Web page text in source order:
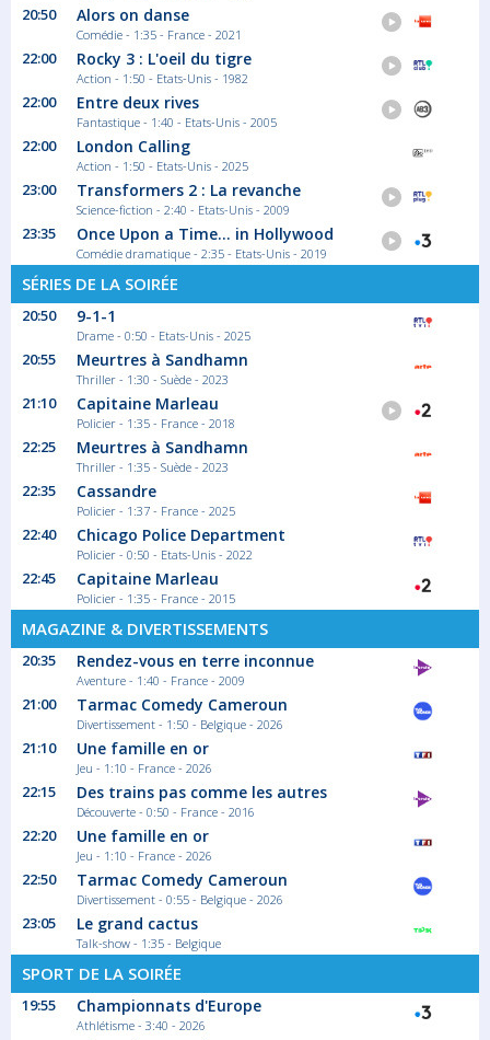
23:05
Maisons et hôtels de légende
Face à la mer de Glace, ce mythique refuge...
Magazine Découverte
23:50
Les rencontres du «Papotin»
Figure incontournable de la comédie
française,...
00:20
19 trente avec interprétation en
langue des signes
Tous les jours, retrouvez le JT de 19h30
traduit...
Journal
00:55
Météo
Météo
20:50 Alors on danse
Comédie - 1:35 - France - 2021
22:00 Rocky 3 : L'oeil du tigre
Action - 1:50 - Etats-Unis - 1982
22:00 Entre deux rives
Fantastique - 1:40 - Etats-Unis - 2005
22:00 London Calling
Action - 1:50 - Etats-Unis - 2025
23:00 Transformers 2 : La revanche
Science-fiction - 2:40 - Etats-Unis - 2009
23:35 Once Upon a Time... in Hollywood
Comédie dramatique - 2:35 - Etats-Unis - 2019
SÉRIES DE LA SOIRÉE
20:50 9-1-1
Drame - 0:50 - Etats-Unis - 2025
20:55 Meurtres à Sandhamn
Thriller - 1:30 - Suède - 2023
21:10 Capitaine Marleau
Policier - 1:35 - France - 2018
22:25 Meurtres à Sandhamn
Thriller - 1:35 - Suède - 2023
22:35 Cassandre
Policier - 1:37 - France - 2025
22:40 Chicago Police Department
Policier - 0:50 - Etats-Unis - 2022
22:45 Capitaine Marleau
Policier - 1:35 - France - 2015
MAGAZINE & DIVERTISSEMENTS
20:35 Rendez-vous en terre inconnue
Aventure - 1:40 - France - 2009
21:00 Tarmac Comedy Cameroun
Divertissement - 1:50 - Belgique - 2026
21:10 Une famille en or
Jeu - 1:10 - France - 2026
22:15 Des trains pas comme les autres
Découverte - 0:50 - France - 2016
22:20 Une famille en or
Jeu - 1:10 - France - 2026
22:50 Tarmac Comedy Cameroun
Divertissement - 0:55 - Belgique - 2026
23:05 Le grand cactus
Talk-show - 1:35 - Belgique
SPORT DE LA SOIRÉE
19:55 Championnats d'Europe
Athlétisme - 3:40 - 2026